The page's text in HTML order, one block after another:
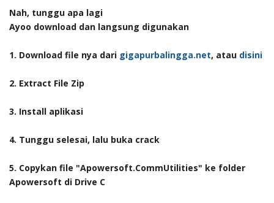
Nah, tunggu apa lagi
Ayoo download dan langsung digunakan
1. Download file nya dari gigapurbalingga.net, atau disini
2. Extract File Zip
3. Install aplikasi
4. Tunggu selesai, lalu buka crack
5. Copykan file "Apowersoft.CommUtilities" ke folder
Apowersoft di Drive C